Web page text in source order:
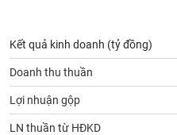
Kết quả kinh doanh (tỷ đồng)
Doanh thu thuần
Lợi nhuận gộp
LN thuần từ HĐKD
Báo
cáo
phân
tích
(-)